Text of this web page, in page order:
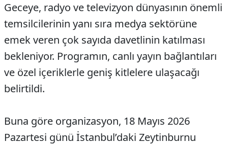
Geceye, radyo ve televizyon dünyasının önemli
temsilcilerinin yanı sıra medya sektörüne
emek veren çok sayıda davetlinin katılması
bekleniyor. Programın, canlı yayın bağlantıları
ve özel içeriklerle geniş kitlelere ulaşacağı
belirtildi.
Buna göre organizasyon, 18 Mayıs 2026
Pazartesi günü İstanbul’daki Zeytinburnu